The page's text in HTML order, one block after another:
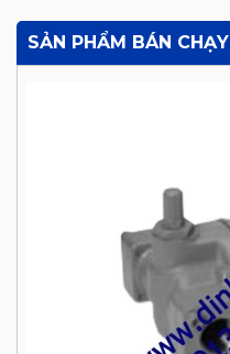
SẢN PHẨM BÁN CHẠY